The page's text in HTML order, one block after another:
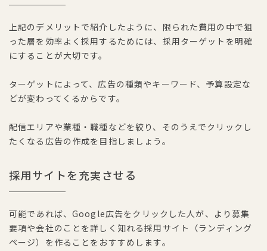
上記のデメリットで紹介したように、限られた費用の中で狙
った層を効率よく採用するためには、採用ターゲットを明確
にすることが大切です。
ターゲットによって、広告の種類やキーワード、予算設定な
どが変わってくるからです。
配信エリアや業種・職種などを絞り、そのうえでクリックし
たくなる広告の作成を目指しましょう。
採用サイトを充実させる
可能であれば、Google広告をクリックした人が、より募集
要項や会社のことを詳しく知れる採用サイト（ランディング
ページ）を作ることをおすすめします。